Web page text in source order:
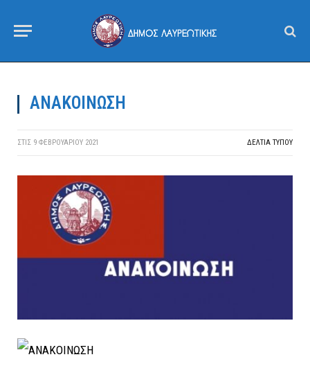
ΑΝΑΚΟΙΝΩΣΗ
ΣΤΙΣ 9 ΦΕΒΡΟΥΑΡΊΟΥ 2021 ΔΕΛΤΙΑ ΤΥΠΟΥ